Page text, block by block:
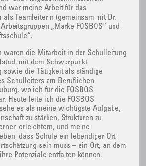
war meine Arbeit für das
als Teamleiterin (gemeinsam mit Dr.
„Marke FOSBOS“ und
waren die Mitarbeit in der Schulleitung
mit dem Schwerpunkt
sowie die Tätigkeit als ständige
Schulleiters am Beruflichen
wo ich für die FOSBOS
Heute leite ich die FOSBOS
es als meine wichtigste Aufgabe,
zu stärken, Strukturen zu
erleichtern, und meine
dass Schule ein lebendiger Ort
sein muss – ein Ort, an dem
Potenziale entfalten können.